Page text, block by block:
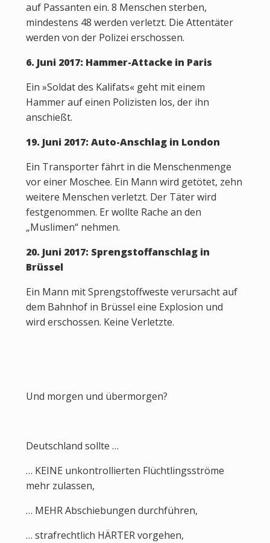
auf Passanten ein. 8 Menschen sterben,
mindestens 48 werden verletzt. Die Attentäter
werden von der Polizei erschossen.
6. Juni 2017: Hammer-Attacke in Paris
Ein »Soldat des Kalifats« geht mit einem
Hammer auf einen Polizisten los, der ihn
anschießt.
19. Juni 2017: Auto-Anschlag in London
Ein Transporter fährt in die Menschenmenge
vor einer Moschee. Ein Mann wird getötet, zehn
weitere Menschen verletzt. Der Täter wird
festgenommen. Er wollte Rache an den
„Muslimen“ nehmen.
20. Juni 2017: Sprengstoffanschlag in
Brüssel
Ein Mann mit Sprengstoffweste verursacht auf
dem Bahnhof in Brüssel eine Explosion und
wird erschossen. Keine Verletzte.
Und morgen und übermorgen?
Deutschland sollte …
… KEINE unkontrollierten Flüchtlingsströme
mehr zulassen,
… MEHR Abschiebungen durchführen,
… strafrechtlich HÄRTER vorgehen,